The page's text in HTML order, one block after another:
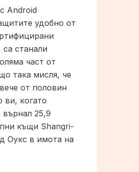
Android
удобно от
станали
част от
така мисля, че
от половин
ви, когато
върнал 25,9
къщи Shangri-
Оукс в имота на